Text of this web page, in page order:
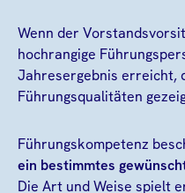
Wenn der
hochrangige
Jahresergebnis erreicht,
Führungsqualitäten
Führungskompetenz
ein bestimmtes
Die Art und Weise spielt